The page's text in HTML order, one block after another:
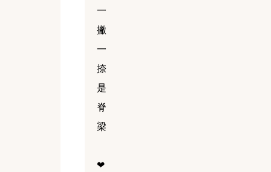
一
撇
一
捺
是
脊
梁
❤